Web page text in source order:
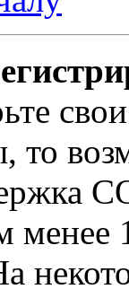
то